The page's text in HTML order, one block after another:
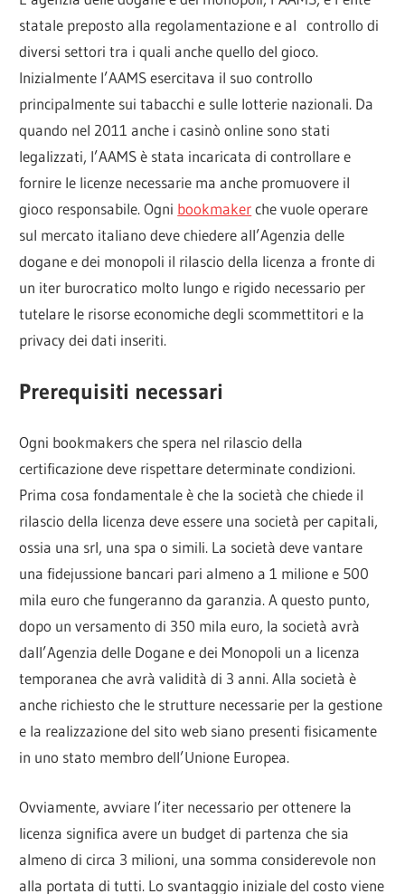
statale preposto alla regolamentazione e al controllo di
diversi settori tra i quali anche quello del gioco.
Inizialmente l’AAMS esercitava il suo controllo
principalmente sui tabacchi e sulle lotterie nazionali. Da
quando nel 2011 anche i casinò online sono stati
legalizzati, l’AAMS è stata incaricata di controllare e
fornire le licenze necessarie ma anche promuovere il
gioco responsabile. Ogni bookmakerche vuole operare
sul mercato italiano deve chiedere all’Agenzia delle
dogane e dei monopoli il rilascio della licenza a fronte di
un iter burocratico molto lungo e rigido necessario per
tutelare le risorse economiche degli scommettitori e la
privacy dei dati inseriti.
Prerequisiti necessari
Ogni bookmakers che spera nel rilascio della
certificazione deve rispettare determinate condizioni.
Prima cosa fondamentale è che la società che chiede il
rilascio della licenza deve essere una società per capitali,
ossia una srl, una spa o simili. La società deve vantare
una fidejussione bancari pari almeno a 1 milione e 500
mila euro che fungeranno da garanzia. A questo punto,
dopo un versamento di 350 mila euro, la società avrà
dall’Agenzia delle Dogane e dei Monopoli un a licenza
temporanea che avrà validità di 3 anni. Alla società è
anche richiesto che le strutture necessarie per la gestione
e la realizzazione del sito web siano presenti fisicamente
in uno stato membro dell’Unione Europea.
Ovviamente, avviare l’iter necessario per ottenere la
licenza significa avere un budget di partenza che sia
almeno di circa 3 milioni, una somma considerevole non
alla portata di tutti. Lo svantaggio iniziale del costo viene